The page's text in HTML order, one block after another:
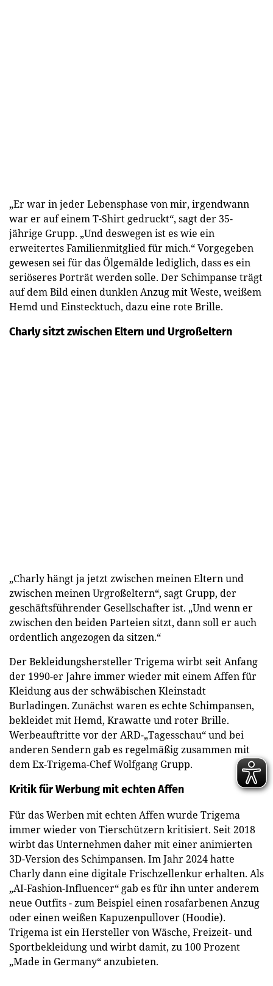
„Er war in jeder Lebensphase von mir, irgendwann
war er auf einem T-Shirt gedruckt“, sagt der 35-
jährige Grupp. „Und deswegen ist es wie ein
erweitertes Familienmitglied für mich.“ Vorgegeben
gewesen sei für das Ölgemälde lediglich, dass es ein
seriöseres Porträt werden solle. Der Schimpanse trägt
auf dem Bild einen dunklen Anzug mit Weste, weißem
Hemd und Einstecktuch, dazu eine rote Brille.
Charly sitzt zwischen Eltern und Urgroßeltern
„Charly hängt ja jetzt zwischen meinen Eltern und
zwischen meinen Urgroßeltern“, sagt Grupp, der
geschäftsführender Gesellschafter ist. „Und wenn er
zwischen den beiden Parteien sitzt, dann soll er auch
ordentlich angezogen da sitzen.“
Der Bekleidungshersteller Trigema wirbt seit Anfang
der 1990-er Jahre immer wieder mit einem Affen für
Kleidung aus der schwäbischen Kleinstadt
Burladingen. Zunächst waren es echte Schimpansen,
bekleidet mit Hemd, Krawatte und roter Brille.
Werbeauftritte vor der ARD-„Tagesschau“ und bei
anderen Sendern gab es regelmäßig zusammen mit
dem Ex-Trigema-Chef Wolfgang Grupp.
Kritik für Werbung mit echten Affen
Für das Werben mit echten Affen wurde Trigema
immer wieder von Tierschützern kritisiert. Seit 2018
wirbt das Unternehmen daher mit einer animierten
3D-Version des Schimpansen. Im Jahr 2024 hatte
Charly dann eine digitale Frischzellenkur erhalten. Als
„AI-Fashion-Influencer“ gab es für ihn unter anderem
neue Outfits - zum Beispiel einen rosafarbenen Anzug
oder einen weißen Kapuzenpullover (Hoodie).
Trigema ist ein Hersteller von Wäsche, Freizeit- und
Sportbekleidung und wirbt damit, zu 100 Prozent
„Made in Germany“ anzubieten.